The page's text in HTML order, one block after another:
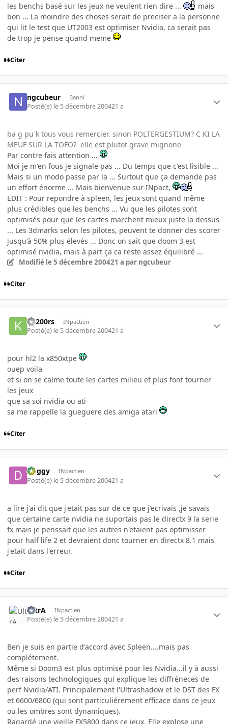
les benchs basé sur les jeux ne veulent rien dire ...
mais
bon ... La moindre des choses serait de preciser a la personne
qui lit le test que UT2003 est optimiser Nvidia, ca serait pas
de trop je pense quand meme
Citer
ngcubeur Banni
Posté(e) le 5 décembre 200421 a
ba g pu k tous vous remercier. sinon POLTERGESTIUM? C KI LA
MEUF SUR LA TOFO? elle est plutot grave mignone
Par contre fais attention ...
Moi je m'en fous je signale pas ... Du temps que c'est lisible ...
Mais si un modo passe par la ... Surtout que ça demande pas
un effort énorme ... Mais bienvenue sur INpact,
EDIT : Pour repondre à spleen, les jeux sont quand même
plus crédibles que les benchs ... Vu que les pilotes sont
optimisés pour que les cartes marchent mieux juste la dessus
... Les 3dmarks selon les pilotes, peuvent te donner des scorer
jusqu'à 50% plus élevés ... Donc on sait que doom 3 est
optimisé nvidia, mais à part ça ca reste assez équilibré ...
Modifié le 5 décembre 200421 a par ngcubeur
Citer
k1200rs INpactien
Posté(e) le 5 décembre 200421 a
pour hl2 la x850xtpe
ouep voila
et si on se calme toute les cartes milieu et plus font tourner
les jeux
que sa soi nvidia ou ati
sa me rappelle la gueguere des amiga atari
Citer
Doggy INpactien
Posté(e) le 5 décembre 200421 a
a lire j'ai dit que j'etait pas sur de ce que j'ecrivais ,je savais
que certaine carte nvidia ne suportais pas le directx 9 la serie
fx mais je penssait que les autres n'etaient pas optimisser
pour half life 2 et devraient donc tourner en directx 8.1 mais
j'etait dans l'erreur.
Citer
UltrA INpactien
Posté(e) le 5 décembre 200421 a
Ben je suis en partie d'accord avec Spleen....mais pas
complétement.
Même si Doom3 est plus optimisé pour les Nvidia...il y à aussi
des raisons technologiques qui explique les diffréneces de
perf Nvidia/ATI. Principalement l'Ultrashadow et le DST des FX
et 6600/6800 (qui sont particuliérement efficace dans ce jeux
ou les ombres sont dynamiques).
Ragardé une vieille FX5800 dans ce jeux. Elle explose une